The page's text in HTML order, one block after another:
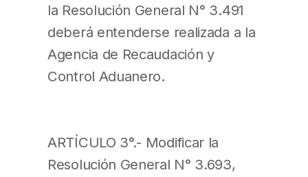
la Resolución General N° 3.491
deberá entenderse realizada a la
Agencia de Recaudación y
Control Aduanero.
ARTÍCULO 3°.- Modificar la
Resolución General N° 3.693,